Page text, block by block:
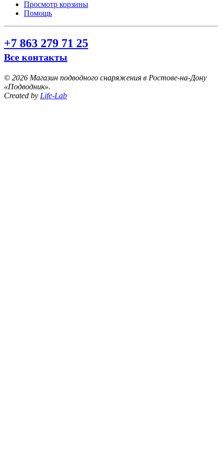
Просмотр корзины
Помощь
+7 863 279 71 25
Все контакты
© 2026 Магазин подводного снаряжения в Ростове-на-Дону
«Подводник».
Created by Life-Lab